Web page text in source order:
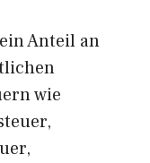
Anteil an
wie